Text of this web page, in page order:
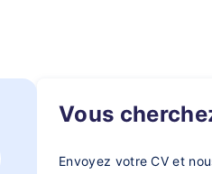
Vous
Envoyez votre CV et